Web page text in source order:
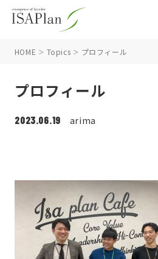
HOME Topics プロフィール
プロフィール
2023.06.19 arima